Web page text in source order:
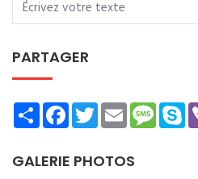
PARTAGER
ShareFacebookTwitterEmail
GALERIE PHOTOS